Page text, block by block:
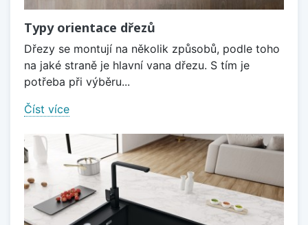
Typy orientace dřezů
Dřezy se montují na několik způsobů, podle toho
na jaké straně je hlavní vana dřezu. S tím je
potřeba při výběru...
Číst více